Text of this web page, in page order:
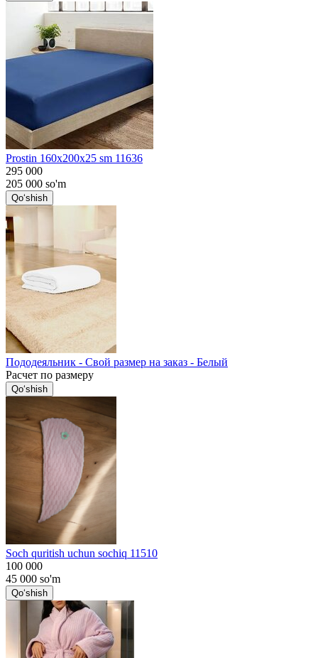
Prostin 160x200x25 sm 11636
295 000
205 000 so'm
Qo‘shish
Пододеяльник - Свой размер на заказ - Белый
Расчет по размеру
Qo‘shish
Soch quritish uchun sochiq 11510
100 000
45 000 so'm
Qo‘shish